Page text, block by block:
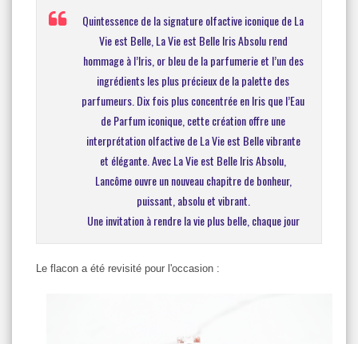
Quintessence de la signature olfactive iconique de La
Vie est Belle, La Vie est Belle Iris Absolu rend
hommage à l’Iris, or bleu de la parfumerie et l’un des
ingrédients les plus précieux de la palette des
parfumeurs. Dix fois plus concentrée en Iris que l’Eau
de Parfum iconique, cette création offre une
interprétation olfactive de La Vie est Belle vibrante
et élégante. Avec La Vie est Belle Iris Absolu,
Lancôme ouvre un nouveau chapitre de bonheur,
puissant, absolu et vibrant.
Une invitation à rendre la vie plus belle, chaque jour
Le flacon a été revisité pour l'occasion :